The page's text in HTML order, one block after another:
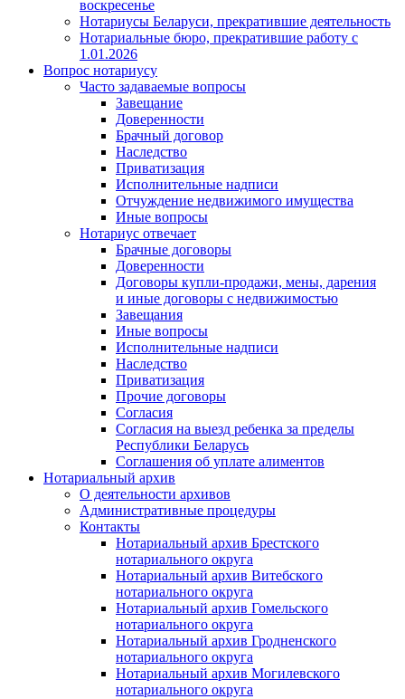
воскресенье
Нотариусы Беларуси, прекратившие деятельность
Нотариальные бюро, прекратившие работу с
1.01.2026
Вопрос нотариусу
Часто задаваемые вопросы
Завещание
Доверенности
Брачный договор
Наследство
Приватизация
Исполнительные надписи
Отчуждение недвижимого имущества
Иные вопросы
Нотариус отвечает
Брачные договоры
Доверенности
Договоры купли-продажи, мены, дарения
и иные договоры с недвижимостью
Завещания
Иные вопросы
Исполнительные надписи
Наследство
Приватизация
Прочие договоры
Согласия
Согласия на выезд ребенка за пределы
Республики Беларусь
Соглашения об уплате алиментов
Нотариальный архив
О деятельности архивов
Административные процедуры
Контакты
Нотариальный архив Брестского
нотариального округа
Нотариальный архив Витебского
нотариального округа
Нотариальный архив Гомельского
нотариального округа
Нотариальный архив Гродненского
нотариального округа
Нотариальный архив Могилевского
нотариального округа